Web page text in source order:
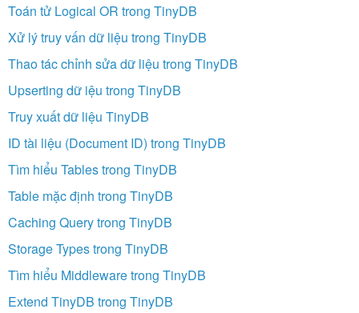
Toán tử Logical OR trong TinyDB
Xử lý truy vấn dữ liệu trong TinyDB
Thao tác chỉnh sửa dữ liệu trong TinyDB
Upserting dữ iệu trong TinyDB
Truy xuất dữ liệu TinyDB
ID tài liệu (Document ID) trong TinyDB
Tìm hiểu Tables trong TinyDB
Table mặc định trong TinyDB
Caching Query trong TinyDB
Storage Types trong TinyDB
Tìm hiểu Middleware trong TinyDB
Extend TinyDB trong TinyDB